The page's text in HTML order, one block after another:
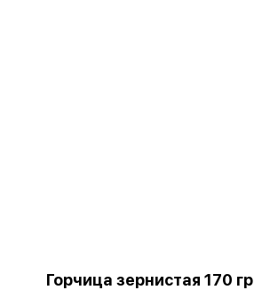
Горчица зернистая 170 гр